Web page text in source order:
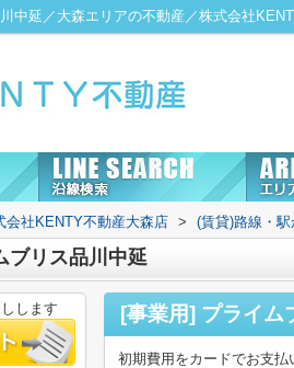
中延／大森エリアの不動産／株式会社
会社KENTY不動産大森店 > (賃貸)路線・駅
ブリス品川中延
[事業用] プライム
初期費用をカードでお支
します